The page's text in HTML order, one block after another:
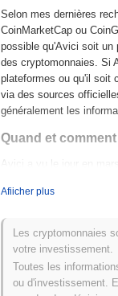
Selon mes dernières
CoinMarketCap ou
possible qu'Avici soit un
des cryptomonnaies. Si
plateformes ou qu'il soit
via des sources
généralement les
Quand et
Avici a vu le jour en
blockchain. Suite à la
une blockchain
infrastructure robuste
d'un modèle de
adoption généralisée.
écosystème.
Afiicher plus
Les cryptomonnaies
votre investissement.
Toutes les
ou d'investissement.